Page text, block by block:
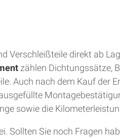
Verschleißteile direkt ab
zählen Dichtungssätze,
Auch nach dem Kauf der
sowie die
Sollten Sie noch Fragen